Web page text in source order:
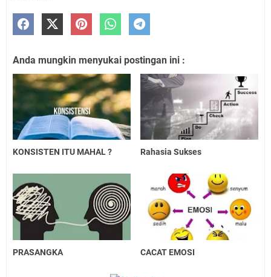
Anda mungkin menyukai postingan ini :
KONSISTEN ITU MAHAL ? Rahasia Sukses
PRASANGKA CACAT EMOSI